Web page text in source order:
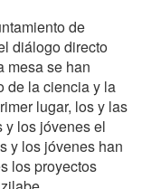
de
diálogo directo
mesa se han
de la ciencia y la
lugar, los y las
y los jóvenes el
y los jóvenes han
los proyectos